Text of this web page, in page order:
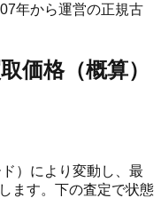
年から運営の正規古
価格（概算）
）により変動し、最
ます。下の査定で状態